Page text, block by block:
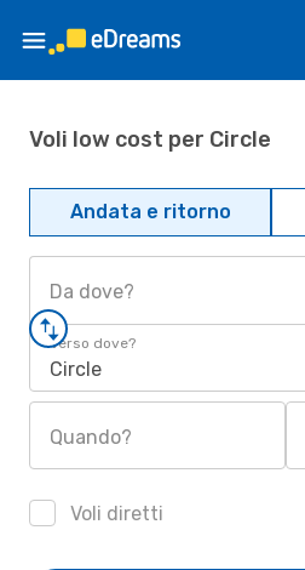
Voli low cost per Circle
Andata e ritorno
Da dove?
Verso dove?
Circle
Quando?
Voli diretti